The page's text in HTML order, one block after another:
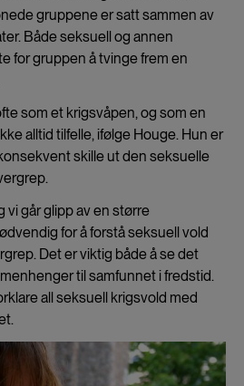
gruppene er satt sammen av
Både seksuell og annen
for gruppen å tvinge frem en
som et krigsvåpen, og som en
alltid tilfelle, ifølge Houge. Hun er
skille ut den seksuelle
vi går glipp av en større
for å forstå seksuell vold
Det er viktig både å se det
til samfunnet i fredstid.
all seksuell krigsvold med